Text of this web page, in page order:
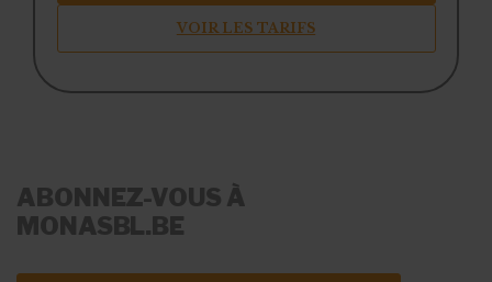
VOIR LES TARIFS
ABONNEZ-VOUS À
MONASBL.BE